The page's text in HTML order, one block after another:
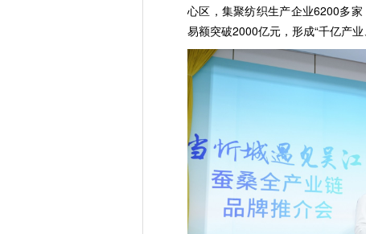
心区，集聚纺织生产企业6200多
易额突破2000亿元，形成“千亿产